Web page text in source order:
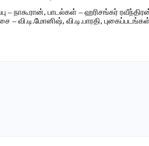
– நாகூரான், பாடல்கள் – ஹரிசங்கர்
வி.டி.பாரதி, புகைப்படங்கள் –